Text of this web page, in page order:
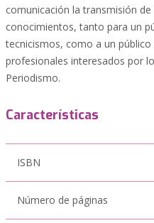
comunicación la transmisión
conocimientos, tanto para un
tecnicismos, como a un
profesionales interesados por
Periodismo.
Características
ISBN
Número de páginas